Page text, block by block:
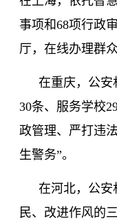
事项和68项行政
厅，在线办理群
在重庆，公安
30条、服务学校
政管理、严打违
生警务”。
在河北，公安
民、改进作风的